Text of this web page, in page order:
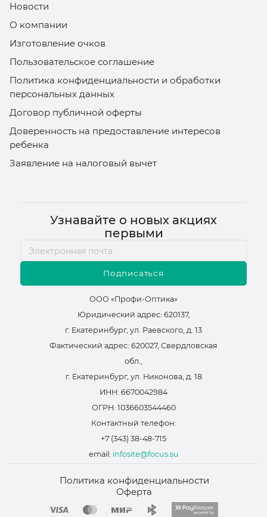
Новости
О компании
Изготовление очков
Пользовательское соглашение
Политика конфиденциальности и обработки
персональных данных
Договор публичной оферты
Доверенность на предоставление интересов
ребенка
Заявление на налоговый вычет
Узнавайте о новых акциях
первыми
Подписаться
ООО «Профи-Оптика»
Юридический адрес: 620137,
г. Екатеринбург, ул. Раевского, д. 13
Фактический адрес: 620027, Свердловская
обл.,
г. Екатеринбург, ул. Никонова, д. 18
ИНН: 6670042984
ОГРН: 1036603544460
Контактный телефон:
+7 (343) 38-48-715
email: infosite@focus.su
Политика конфиденциальности
Оферта